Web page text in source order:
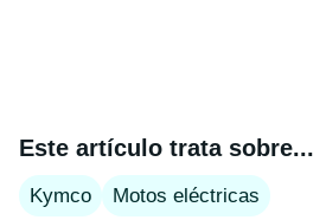
Este artículo trata sobre...
Kymco Motos eléctricas